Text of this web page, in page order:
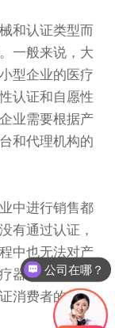
和认证类型而
一般来说，大
型企业的医疗
认证和自愿性
业需要根据产
和代理机构的
中进行销售都
有通过认证，
中也无法对产
器械进行认
消费者的权
公司在哪？